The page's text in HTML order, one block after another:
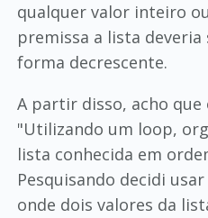
qualquer valor inteiro
premissa a lista deveria
forma decrescente.
A partir disso, acho que
"Utilizando um loop,
lista conhecida em
Pesquisando decidi
onde dois valores da